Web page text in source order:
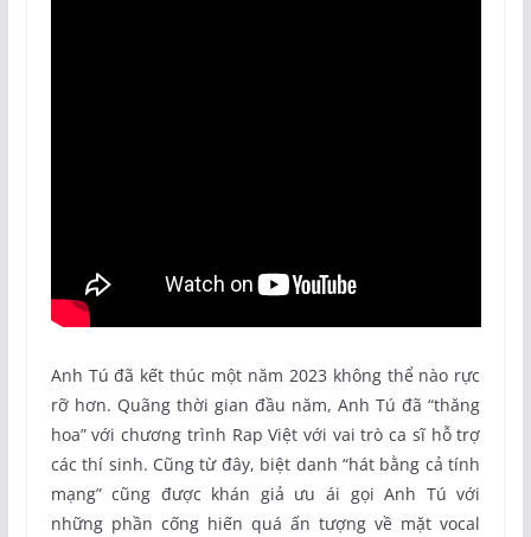
Anh Tú đã kết thúc một năm 2023 không thể nào rực
rỡ hơn. Quãng thời gian đầu năm, Anh Tú đã “thăng
hoa” với chương trình Rap Việt với vai trò ca sĩ hỗ trợ
các thí sinh. Cũng từ đây, biệt danh “hát bằng cả tính
mạng” cũng được khán giả ưu ái gọi Anh Tú với
những phần cống hiến quá ấn tượng về mặt vocal